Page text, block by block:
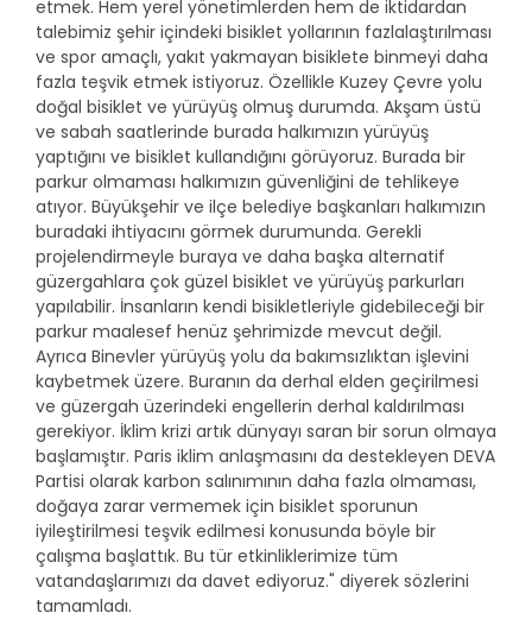
etmek. Hem yerel yönetimlerden hem de iktidardan
talebimiz şehir içindeki bisiklet yollarının fazlalaştırılması
ve spor amaçlı, yakıt yakmayan bisiklete binmeyi daha
fazla teşvik etmek istiyoruz. Özellikle Kuzey Çevre yolu
doğal bisiklet ve yürüyüş olmuş durumda. Akşam üstü
ve sabah saatlerinde burada halkımızın yürüyüş
yaptığını ve bisiklet kullandığını görüyoruz. Burada bir
parkur olmaması halkımızın güvenliğini de tehlikeye
atıyor. Büyükşehir ve ilçe belediye başkanları halkımızın
buradaki ihtiyacını görmek durumunda. Gerekli
projelendirmeyle buraya ve daha başka alternatif
güzergahlara çok güzel bisiklet ve yürüyüş parkurları
yapılabilir. İnsanların kendi bisikletleriyle gidebileceği bir
parkur maalesef henüz şehrimizde mevcut değil.
Ayrıca Binevler yürüyüş yolu da bakımsızlıktan işlevini
kaybetmek üzere. Buranın da derhal elden geçirilmesi
ve güzergah üzerindeki engellerin derhal kaldırılması
gerekiyor. İklim krizi artık dünyayı saran bir sorun olmaya
başlamıştır. Paris iklim anlaşmasını da destekleyen DEVA
Partisi olarak karbon salınımının daha fazla olmaması,
doğaya zarar vermemek için bisiklet sporunun
iyileştirilmesi teşvik edilmesi konusunda böyle bir
çalışma başlattık. Bu tür etkinliklerimize tüm
vatandaşlarımızı da davet ediyoruz." diyerek sözlerini
tamamladı.